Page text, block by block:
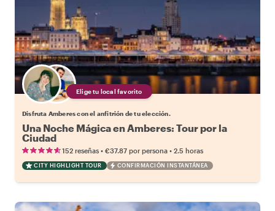
Elige tu local favorito
Disfruta Amberes con el anfitrión de tu elección.
Una Noche Mágica en Amberes: Tour por la
Ciudad
152 reseñas • €37.87 por persona • 2.5 horas
CITY HIGHLIGHT TOUR CONFIRMACIÓN INSTANTÁNEA